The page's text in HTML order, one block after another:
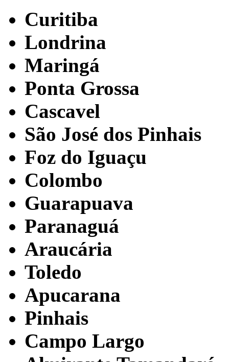
Curitiba
Londrina
Maringá
Ponta Grossa
Cascavel
São José dos Pinhais
Foz do Iguaçu
Colombo
Guarapuava
Paranaguá
Araucária
Toledo
Apucarana
Pinhais
Campo Largo